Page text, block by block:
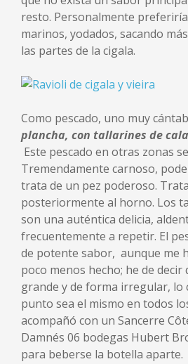
resto. Personalmente
marinos, yodados, sacando
las partes de la cigala.
Como pescado, uno muy
plancha, con tallarines de
Este pescado en otras zonas
Tremendamente carnoso,
trata de un pez poderoso.
posteriormente al horno. Los
son una auténtica delicia,
frecuentemente a repetir. El
de potente sabor, aunque me
poco menos hecho; he de decir
grande y de forma irregular, lo
punto sea el mismo en todos
acompañó con un Sancerre
Damnés 06 bodegas Hubert
para beberse la botella aparte.